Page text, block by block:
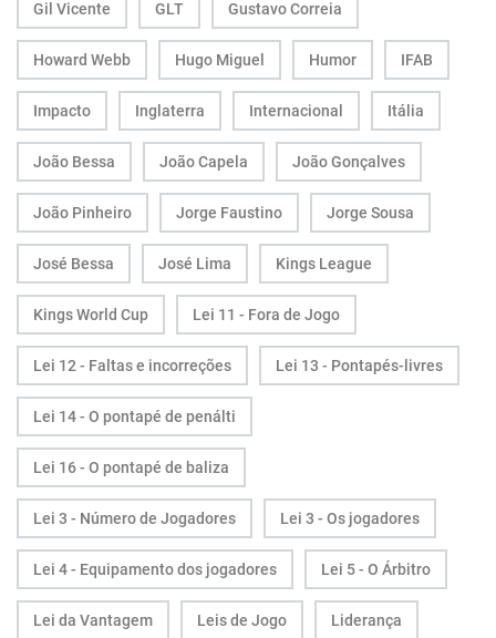
Gil Vicente GLT Gustavo Correia
Howard Webb Hugo Miguel Humor IFAB
Impacto Inglaterra Internacional Itália
João Bessa João Capela João Gonçalves
João Pinheiro Jorge Faustino Jorge Sousa
José Bessa José Lima Kings League
Kings World Cup Lei 11 - Fora de Jogo
Lei 12 - Faltas e incorreções Lei 13 - Pontapés-livres
Lei 14 - O pontapé de penálti
Lei 16 - O pontapé de baliza
Lei 3 - Número de Jogadores Lei 3 - Os jogadores
Lei 4 - Equipamento dos jogadores Lei 5 - O Árbitro
Lei da Vantagem Leis de Jogo Liderança